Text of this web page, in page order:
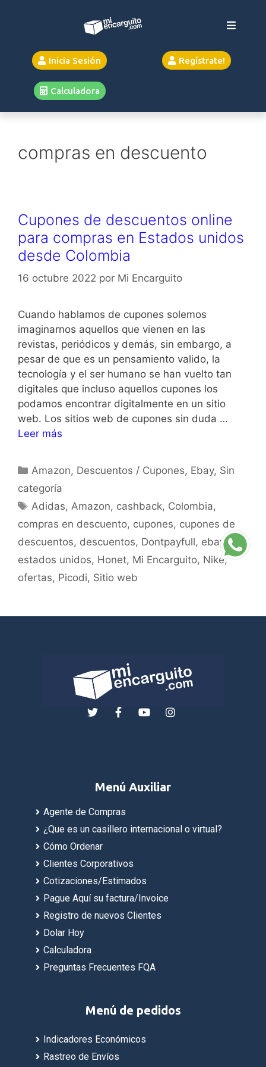
Inicia Sesión Regístrate!
Calculadora
compras en descuento
Cupones de descuentos online
para compras en Estados unidos
desde Colombia
16 octubre 2022 por Mi Encarguito
Cuando hablamos de cupones solemos
imaginarnos aquellos que vienen en las
revistas, periódicos y demás, sin embargo, a
pesar de que es un pensamiento valido, la
tecnología y el ser humano se han vuelto tan
digitales que incluso aquellos cupones los
podamos encontrar digitalmente en un sitio
web. Los sitios web de cupones sin duda …
Leer más
Amazon, Descuentos / Cupones, Ebay, Sin
categoría
Adidas,Amazon, cashback, Colombia,
compras en descuento, cupones, cupones de
descuentos, descuentos, Dontpayfull, ebay,
estados unidos, Honet, Mi Encarguito, Nike,
ofertas, Picodi, Sitio web
Menú Auxiliar
Agente de Compras
¿Que es un casillero internacional o virtual?
Cómo Ordenar
Clientes Corporativos
Cotizaciones/Estimados
Pague Aquí su factura/Invoice
Registro de nuevos Clientes
Dolar Hoy
Calculadora
Preguntas Frecuentes FQA
Menú de pedidos
Indicadores Económicos
Rastreo de Envíos